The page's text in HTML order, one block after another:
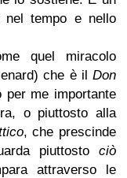
nel tempo e nello
quel miracolo
che è il Don
per me importante
o piuttosto alla
, che prescinde
piuttostociò
attraverso le